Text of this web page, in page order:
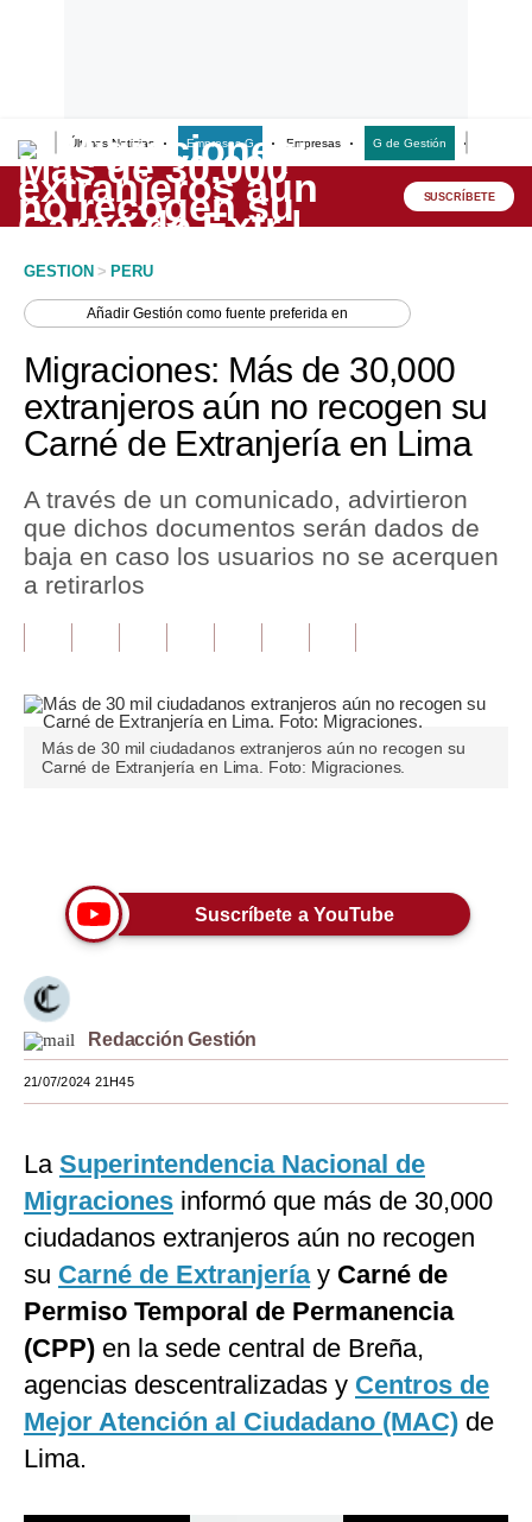
Últimas Noticias Empresas G Empresas G de Gestión
Lo último
Peru Quiosco
Economía
Mercados
Política
Tu Dinero
Finanzas Personales
Plus G
Opinión
Blogs
Lujo
Viajes
Mundo
EEUU
México
España
Internacional
Tecnología
SUSCRÍBETE
GESTION > PERU
AñadirGestión como fuente preferida en
Migraciones: Más de 30,000
extranjeros aún no recogen su
Carné de Extranjería en Lima
A través de un comunicado, advirtieron
que dichos documentos serán dados de
baja en caso los usuarios no se acerquen
a retirarlos
Más de 30 mil ciudadanos extranjeros aún no recogen su
Carné de Extranjería en Lima. Foto: Migraciones.
Suscríbete a YouTube
Redacción Gestión
21/07/2024 21H45
La Superintendencia Nacional de
Migraciones informó que más de 30,000
ciudadanos extranjeros aún no recogen
su Carné de Extranjeríay Carné de
Permiso Temporal de Permanencia
(CPP) en la sede central de Breña,
agencias descentralizadas y Centros de
Mejor Atención al Ciudadano (MAC) de
Lima.